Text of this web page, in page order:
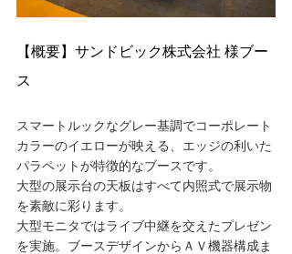
【概要】サンドビック株式会社 様ブー
ス
スマートルックなグレー基調でコーポレート
カラーのイエローが映える、エッジの利いた
パラペットが特徴的なブースです。
大型の展示台の天板はすべて内照式で展示物
を素敵に彩ります。
大型モニタではライブ中継を交えたプレゼン
を実施。ブースデザインからＡＶ機器構成ま